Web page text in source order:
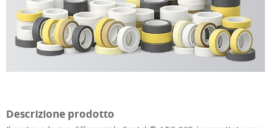
Descrizione prodotto